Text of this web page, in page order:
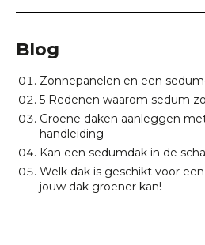
Blog
Zonnepanelen en een
5 Redenen waarom sedum
Groene daken aanleggen
handleiding
Kan een sedumdak in de
Welk dak is geschikt voor
jouw dak groener kan!